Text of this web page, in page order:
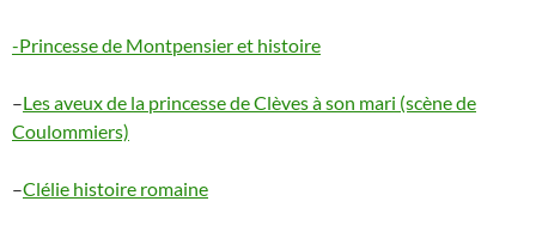
-Princesse de Montpensier et histoire
–Les aveux de la princesse de Clèves à son mari (scène de
Coulommiers)
–Clélie histoire romaine